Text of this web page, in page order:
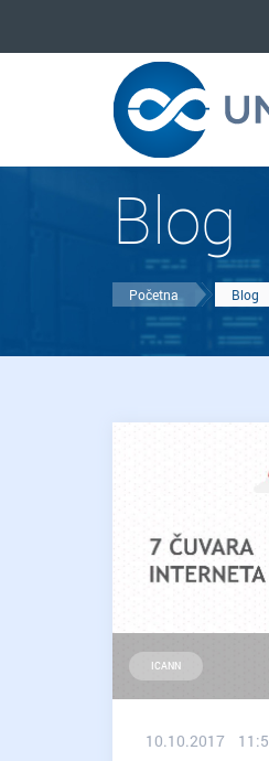
Blog
Početna Blog
ICANN
10.10.2017